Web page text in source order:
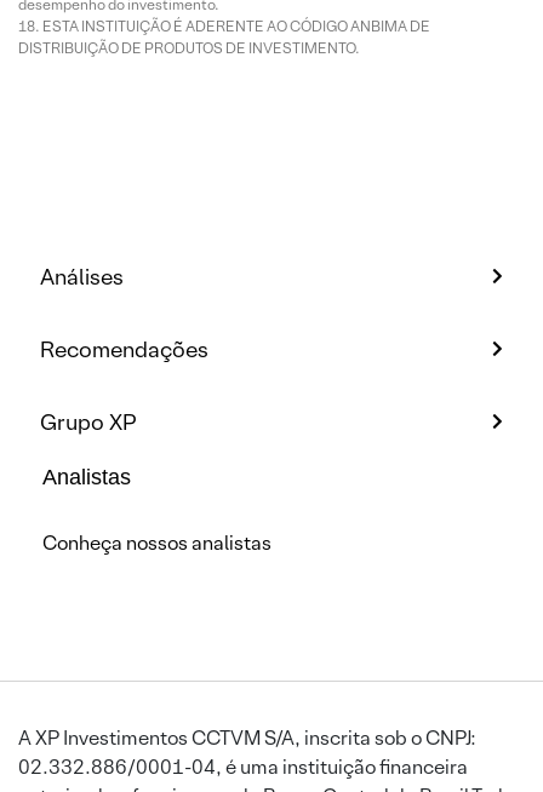
desempenho do investimento.
ESTA INSTITUIÇÃO É ADERENTE AO CÓDIGO ANBIMA DE
DISTRIBUIÇÃO DE PRODUTOS DE INVESTIMENTO.
Análises
Recomendações
Grupo XP
Analistas
Conheça nossos analistas
A XP Investimentos CCTVM S/A, inscrita sob o CNPJ:
02.332.886/0001-04, é uma instituição financeira